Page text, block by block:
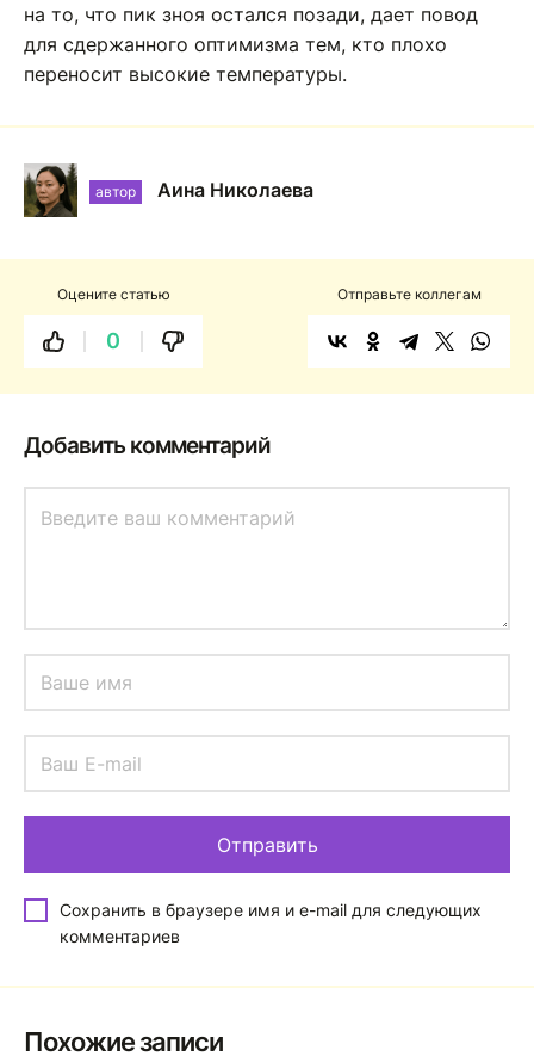
на то, что пик зноя остался позади, дает повод
для сдержанного оптимизма тем, кто плохо
переносит высокие температуры.
автор Аина Николаева
Оцените статью
0
Отправьте коллегам
Добавить комментарий
Сохранить в браузере имя и e-mail для следующих
комментариев
Похожие записи